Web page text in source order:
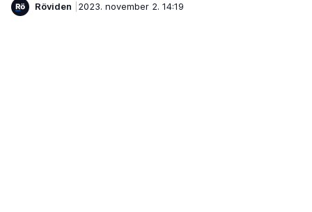
Röviden
2023. november 2. 14:19